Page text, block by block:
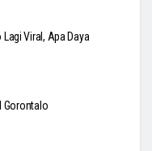
Viral, Apa Daya
Gorontalo